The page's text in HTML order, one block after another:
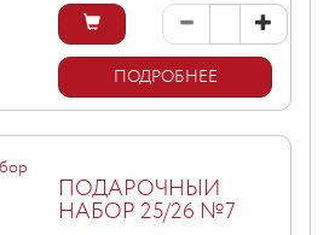
ПОДРОБНЕЕ
ПОДАРОЧНЫЙ
НАБОР 25/26 №7